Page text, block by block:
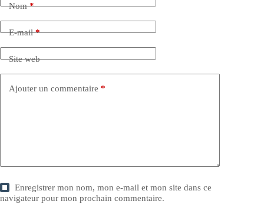
Nom*
E-mail*
Site web
Ajouter un commentaire *
Enregistrer mon nom, mon e-mail et mon site dans ce
navigateur pour mon prochain commentaire.